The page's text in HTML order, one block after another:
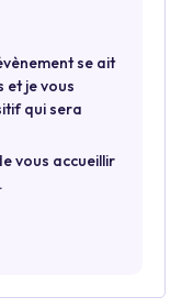
se ait
et je vous
qui sera
vous accueillir